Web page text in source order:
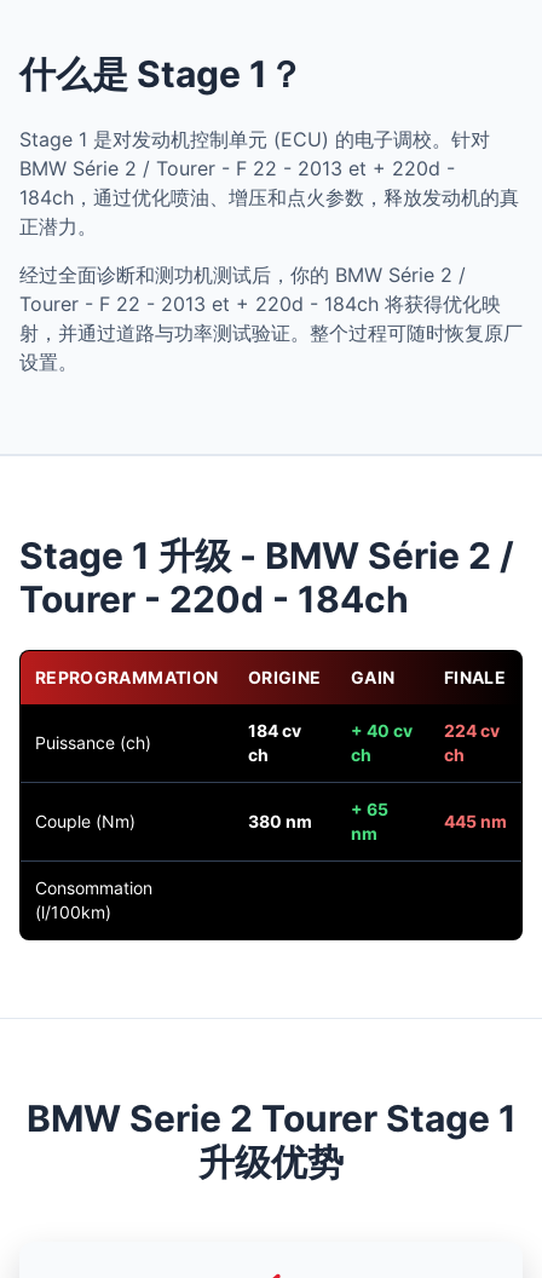
什么是 Stage 1？
Stage 1 是对发动机控制单元 (ECU) 的电子调校。针对
BMW Série 2 / Tourer - F 22 - 2013 et + 220d -
184ch，通过优化喷油、增压和点火参数，释放发动机的真
正潜力。
经过全面诊断和测功机测试后，你的 BMW Série 2 /
Tourer - F 22 - 2013 et + 220d - 184ch 将获得优化映
射，并通过道路与功率测试验证。整个过程可随时恢复原厂
设置。
Stage 1 升级 - BMW Série 2 /
Tourer - 220d - 184ch
REPROGRAMMATION ORIGINE GAIN FINALE
Puissance (ch)
184 cv
ch
+ 40 cv
ch
224 cv
ch
Couple (Nm) 380 nm
+ 65
nm
445 nm
Consommation
(l/100km)
BMW Serie 2 Tourer Stage 1
升级优势